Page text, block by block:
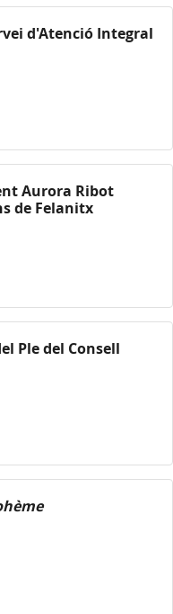
d'Atenció Integral
Aurora Ribot
de Felanitx
Ple del Consell